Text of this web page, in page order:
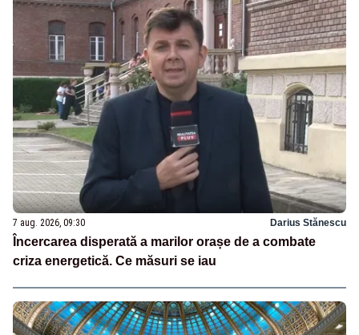
7 aug. 2026, 09:30 Darius Stănescu
Încercarea disperată a marilor orașe de a combate
criza energetică. Ce măsuri se iau